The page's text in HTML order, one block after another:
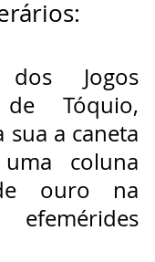
Jogos
de Tóquio,
sua a caneta
coluna
ouro na